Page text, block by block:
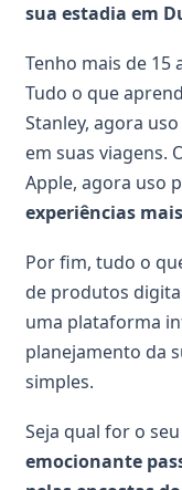
sua estadia em
Tenho mais de 15
Tudo o que
Stanley, agora
em suas viagens.
Apple, agora uso
experiências
Por fim, tudo o
de produtos
uma plataforma
planejamento da
simples.
Seja qual for o
emocionante